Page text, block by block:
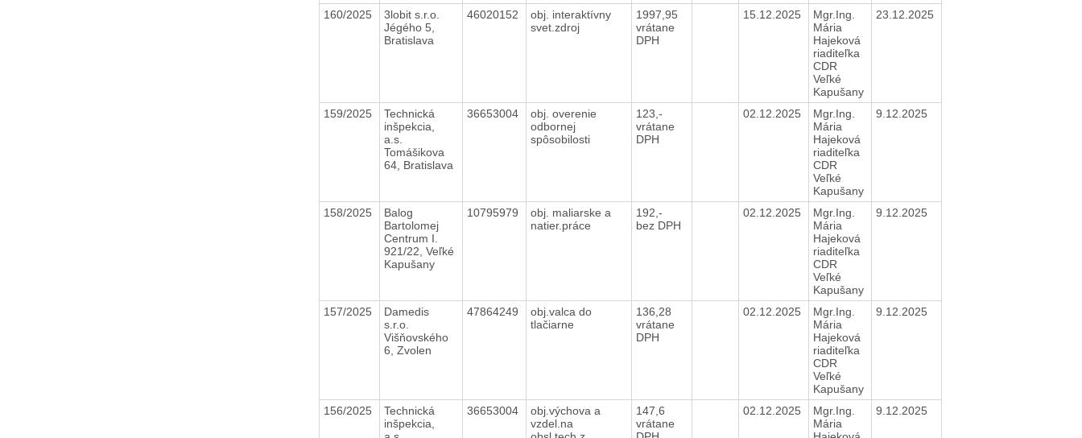
160/2025
3lobit s.r.o.
Jégého 5,
Bratislava
46020152
obj. interaktívny
svet.zdroj
1997,95
vrátane
DPH
15.12.2025
Mgr.Ing.
Mária
Hajeková
riaditeľka
CDR
Veľké
Kapušany
23.12.2025
159/2025
Technická
inšpekcia,
a.s.
Tomášikova
64, Bratislava
36653004
obj. overenie
odbornej
spôsobilosti
123,-
vrátane
DPH
02.12.2025
Mgr.Ing.
Mária
Hajeková
riaditeľka
CDR
Veľké
Kapušany
9.12.2025
158/2025
Balog
Bartolomej
Centrum I.
921/22, Veľké
Kapušany
10795979
obj. maliarske a
natier.práce
192,-
bez DPH
02.12.2025
Mgr.Ing.
Mária
Hajeková
riaditeľka
CDR
Veľké
Kapušany
9.12.2025
157/2025
Damedis
s.r.o.
Višňovského
6, Zvolen
47864249
obj.valca do
tlačiarne
136,28
vrátane
DPH
02.12.2025
Mgr.Ing.
Mária
Hajeková
riaditeľka
CDR
Veľké
Kapušany
9.12.2025
156/2025
Technická
inšpekcia,
36653004
obj.výchova a
vzdel.na
147,6
vrátane
02.12.2025
Mgr.Ing.
Mária
9.12.2025